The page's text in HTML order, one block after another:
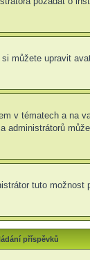
upravit
v tématech a na
tuto
příspěvků